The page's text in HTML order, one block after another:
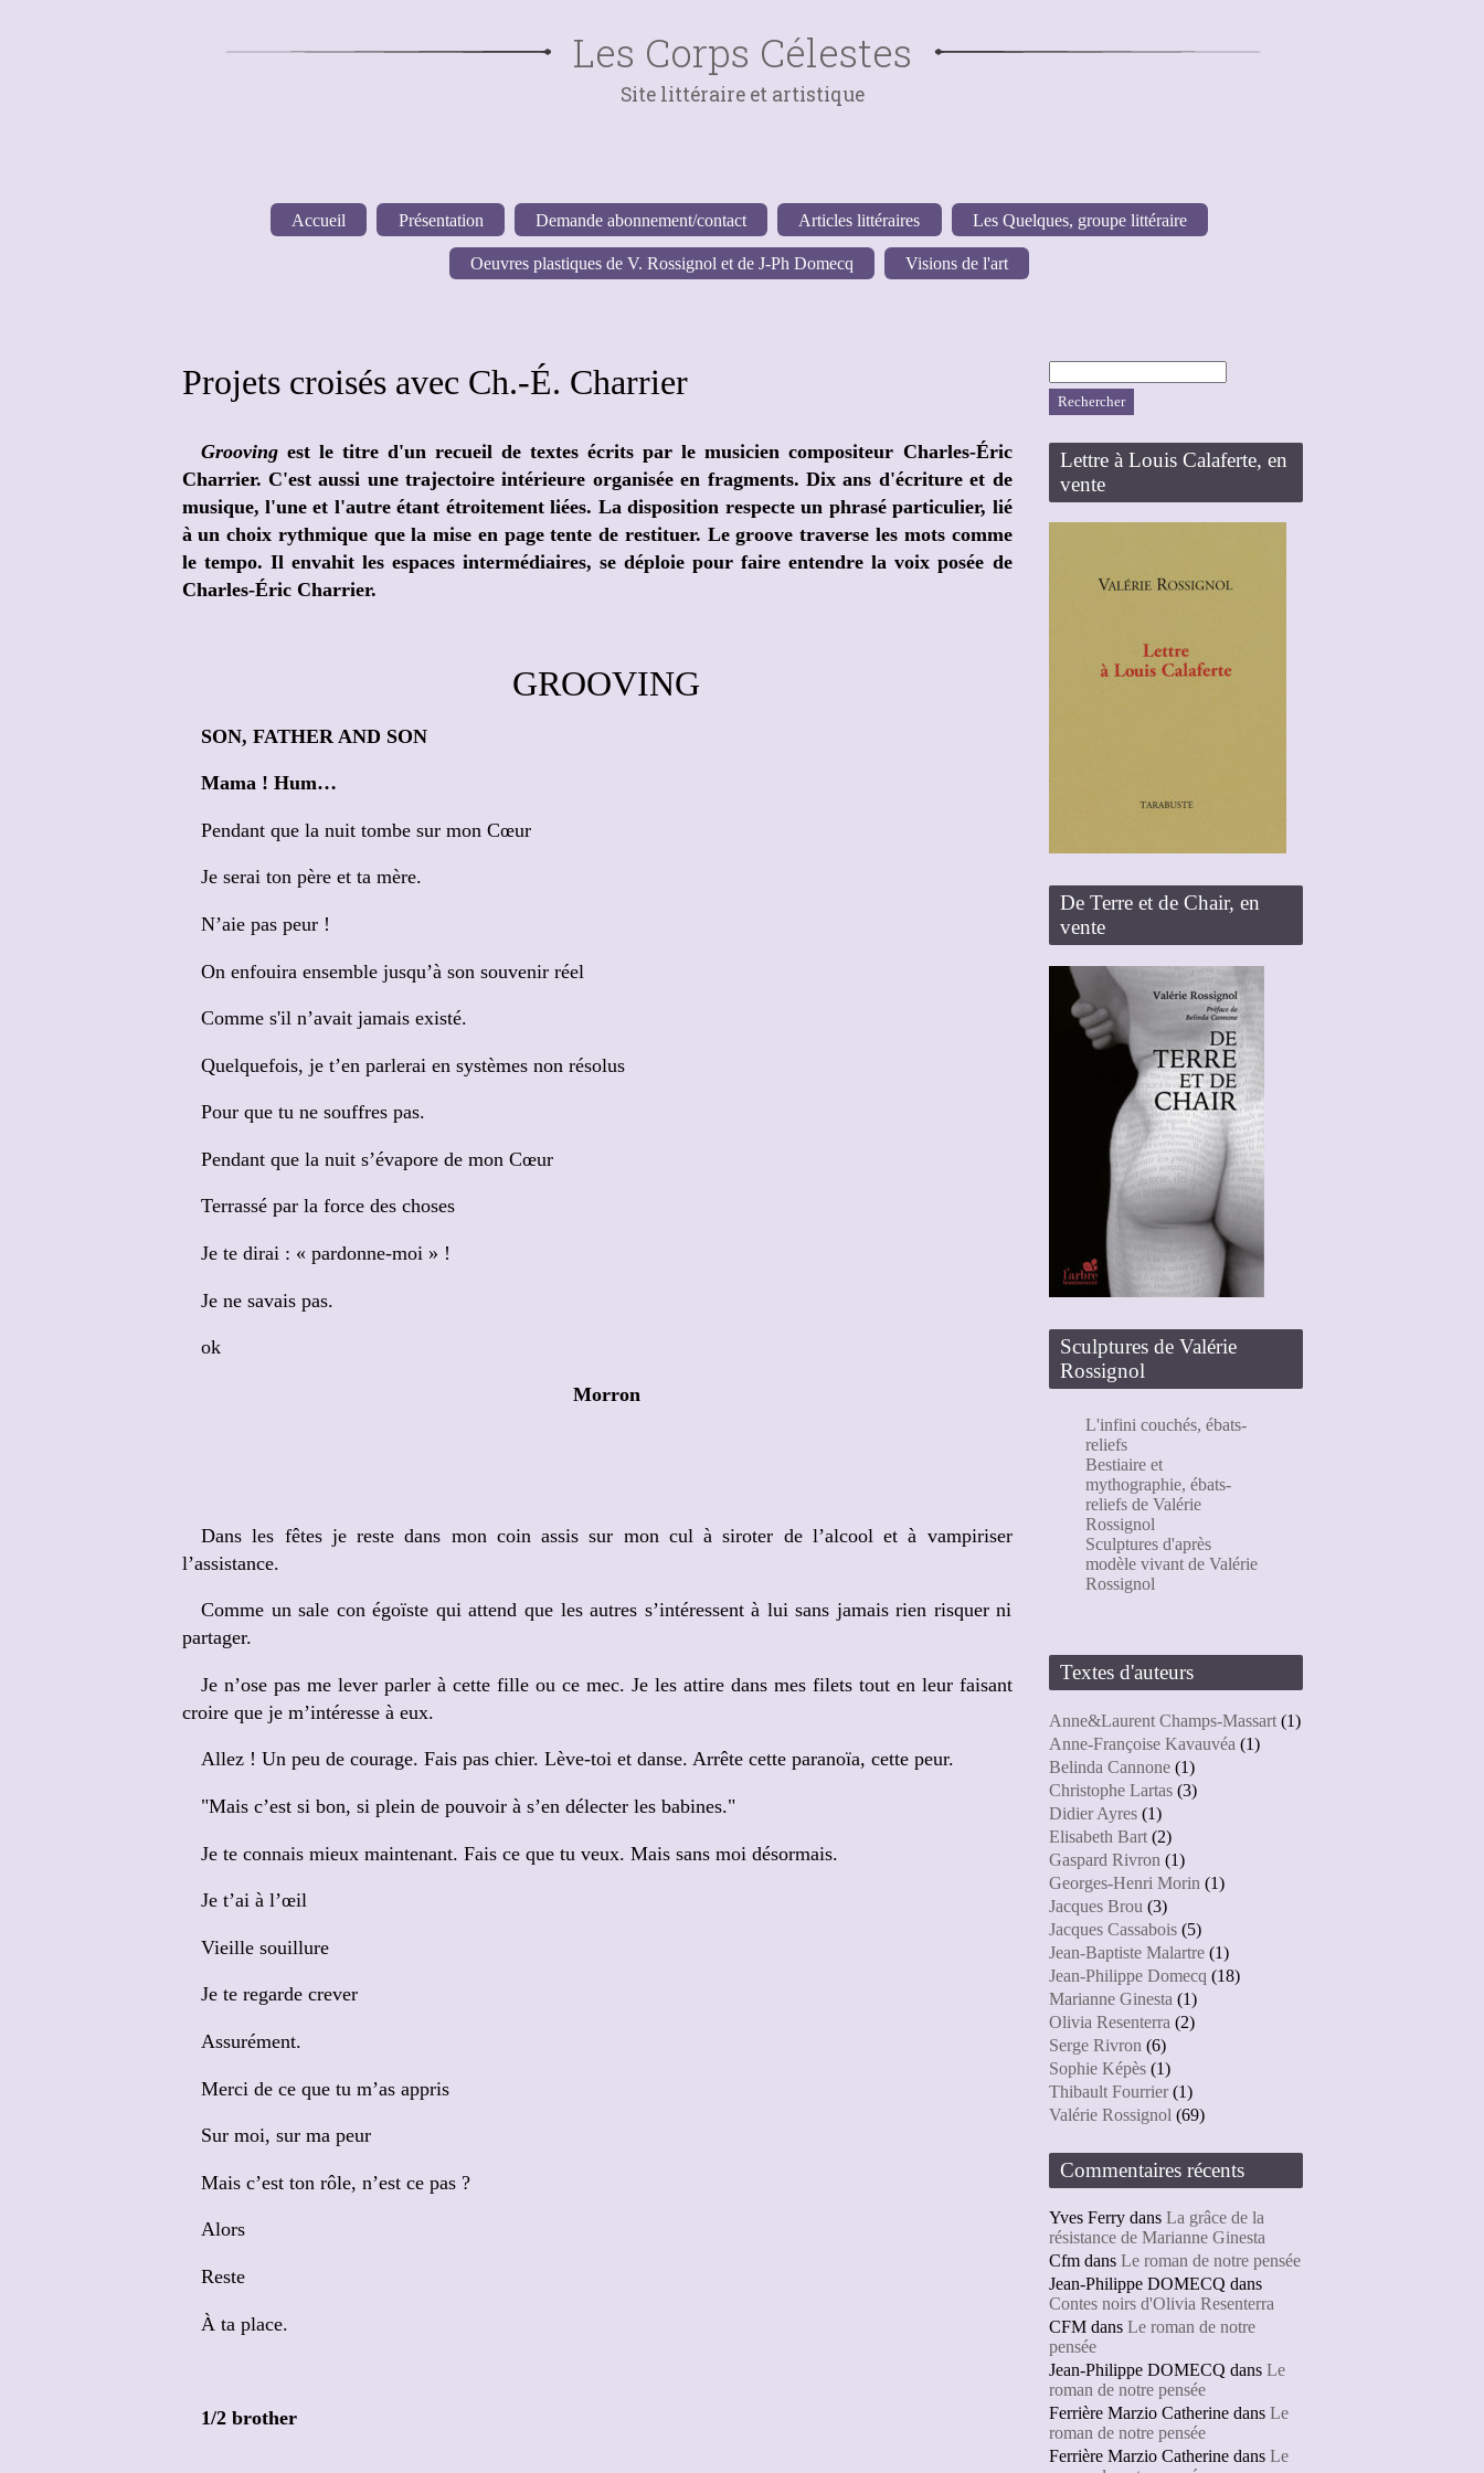
Les Corps Célestes
Site littéraire et artistique
Accueil Présentation Demande abonnement/contact Articles littéraires Les Quelques, groupe littéraire
Oeuvres plastiques de V. Rossignol et de J-Ph Domecq Visions de l'art
Projets croisés avec Ch.-É. Charrier
Grooving est le titre d'un recueil de textes écrits par le musicien compositeur Charles-Éric
Charrier. C'est aussi une trajectoire intérieure organisée en fragments. Dix ans d'écriture et de
musique, l'une et l'autre étant étroitement liées. La disposition respecte un phrasé particulier, lié
à un choix rythmique que la mise en page tente de restituer. Le groove traverse les mots comme
le tempo. Il envahit les espaces intermédiaires, se déploie pour faire entendre la voix posée de
Charles-Éric Charrier.
GROOVING
SON, FATHER AND SON
Mama ! Hum…
Pendant que la nuit tombe sur mon Cœur
Je serai ton père et ta mère.
N’aie pas peur !
On enfouira ensemble jusqu’à son souvenir réel
Comme s'il n’avait jamais existé.
Quelquefois, je t’en parlerai en systèmes non résolus
Pour que tu ne souffres pas.
Pendant que la nuit s’évapore de mon Cœur
Terrassé par la force des choses
Je te dirai : « pardonne-moi » !
Je ne savais pas.
ok
Morron
Dans les fêtes je reste dans mon coin assis sur mon cul à siroter de l’alcool et à vampiriser
l’assistance.
Comme un sale con égoïste qui attend que les autres s’intéressent à lui sans jamais rien risquer ni
partager.
Je n’ose pas me lever parler à cette fille ou ce mec. Je les attire dans mes filets tout en leur faisant
croire que je m’intéresse à eux.
Allez ! Un peu de courage. Fais pas chier. Lève-toi et danse. Arrête cette paranoïa, cette peur.
"Mais c’est si bon, si plein de pouvoir à s’en délecter les babines."
Je te connais mieux maintenant. Fais ce que tu veux. Mais sans moi désormais.
Je t’ai à l’œil
Vieille souillure
Je te regarde crever
Assurément.
Merci de ce que tu m’as appris
Sur moi, sur ma peur
Mais c’est ton rôle, n’est ce pas ?
Alors
Reste
À ta place.
1/2 brother
Lettre à Louis Calaferte, en
vente
De Terre et de Chair, en
vente
Sculptures de Valérie
Rossignol
L'infini couchés, ébats-
reliefs
Bestiaire et
mythographie, ébats-
reliefs de Valérie
Rossignol
Sculptures d'après
modèle vivant de Valérie
Rossignol
Textes d'auteurs
Anne&Laurent Champs-Massart(1)
Anne-Françoise Kavauvéa (1)
Belinda Cannone(1)
Christophe Lartas(3)
Didier Ayres(1)
Elisabeth Bart(2)
Gaspard Rivron (1)
Georges-Henri Morin (1)
Jacques Brou (3)
Jacques Cassabois(5)
Jean-Baptiste Malartre(1)
Jean-Philippe Domecq (18)
Marianne Ginesta (1)
Olivia Resenterra (2)
Serge Rivron (6)
Sophie Képès(1)
Thibault Fourrier(1)
Valérie Rossignol (69)
Commentaires récents
Yves Ferrydans La grâce de la
résistance de Marianne Ginesta
Cfmdans Le roman de notre pensée
Jean-Philippe DOMECQ dans
Contes noirs d'Olivia Resenterra
CFMdans Le roman de notre
pensée
Jean-Philippe DOMECQ dans Le
roman de notre pensée
Ferrière Marzio Catherinedans Le
roman de notre pensée
Ferrière Marzio Catherinedans Le